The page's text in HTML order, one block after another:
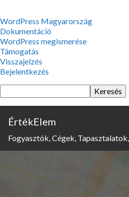
WordPress,
a
csodás
WordPress Magyarország
Dokumentáció
WordPress megismerése
Támogatás
Visszajelzés
Bejelentkezés
Keresés
ÉrtékElem
Fogyasztók, Cégek,